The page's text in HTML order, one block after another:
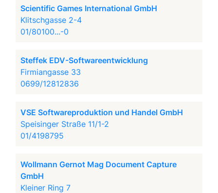
Scientific Games International GmbH
Klitschgasse 2-4
01/80100...-0
Steffek EDV-Softwareentwicklung
Firmiangasse 33
0699/12812836
VSE Softwareproduktion und Handel GmbH
Speisinger Straße 11/1-2
01/4198795
Wollmann Gernot Mag Document Capture
GmbH
Kleiner Ring 7